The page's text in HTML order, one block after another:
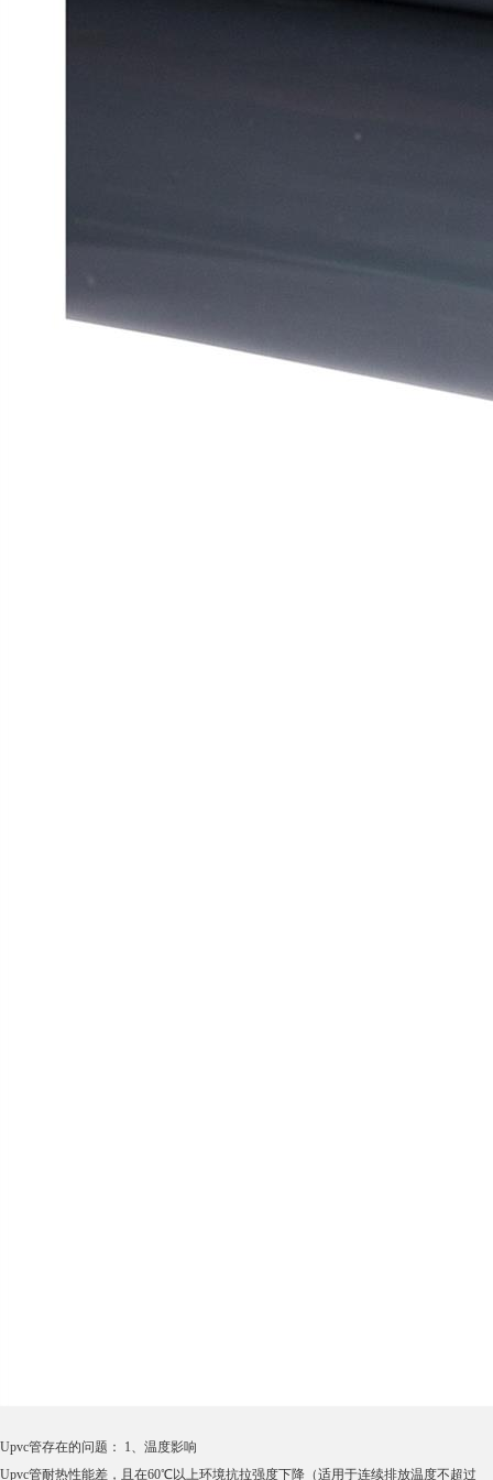
Upvc管存在的问题： 1、温度影响
Upvc管耐热性能差，且在60℃以上环境抗拉强度下降（适用于连续排放温度不超过